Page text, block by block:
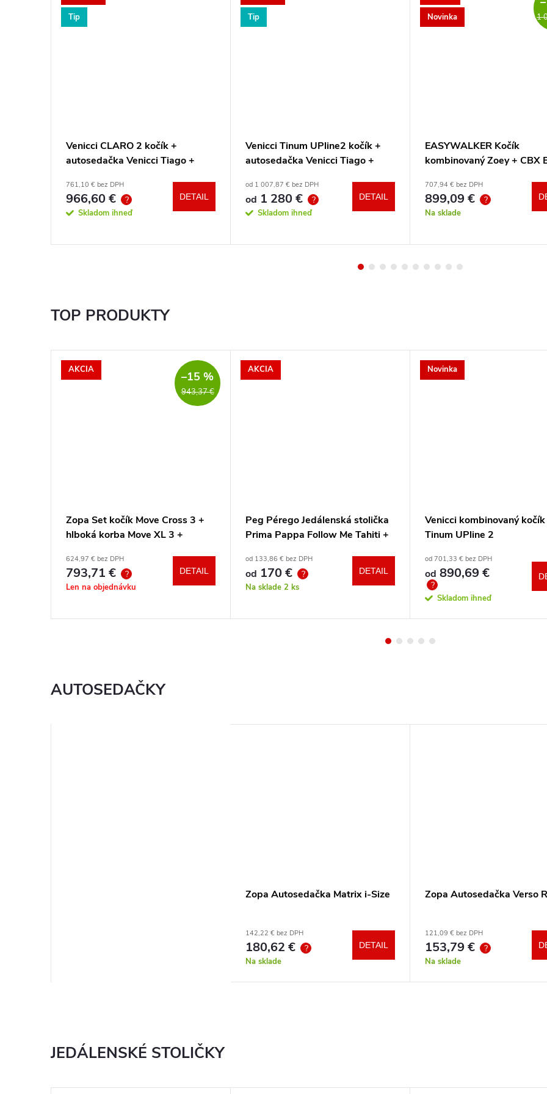
Tip
Venicci CLARO 2 kočík +
autosedačka Venicci Tiago +
761,10 € bez DPH
966,60 € ?
Skladom ihneď
DETAIL
Tip
Venicci Tinum UPline2 kočík +
autosedačka Venicci Tiago +
od 1 007,87 € bez DPH
od 1 280 € ?
Skladom ihneď
DETAIL
Novinka
1
EASYWALKER Kočík
kombinovaný Zoey + CBX
základňa
707,94 € bez DPH
899,09 € ?
Na sklade
TOP PRODUKTY
AKCIA
943,37 €
–15 %
Zopa Set kočík Move Cross 3 +
hlboká korba Move XL 3 +
výberu + báza
624,97 € bez DPH
793,71 € ?
Len na objednávku
DETAIL
AKCIA
Peg Pérego Jedálenská stolička
Prima Pappa Follow Me Tahiti +
od 133,86 € bez DPH
od 170 € ?
Na sklade 2 ks
DETAIL
Novinka
Venicci kombinovaný kočík
Tinum UPline 2
od 701,33 € bez DPH
od 890,69 €
?
Skladom ihneď
AUTOSEDAČKY
Zopa Autosedačka Matrix i-Size
142,22 € bez DPH
180,62 € ?
Na sklade
DETAIL
Zopa Autosedačka Verso
121,09 € bez DPH
153,79 € ?
Na sklade
JEDÁLENSKÉ STOLIČKY